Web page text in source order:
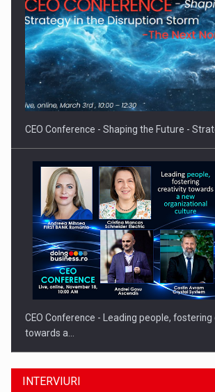
Proteinmaxxing and the Future of Protein
CEO Conference - Shaping the Future -
CEO Conference - Leading people,
towards a…
INTERVIURI